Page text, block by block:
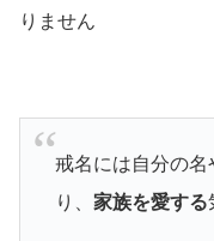
りません
戒名には自分の
り、 家族を愛する